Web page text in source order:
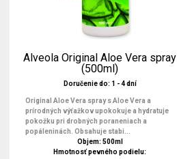
Alveola Original Aloe Vera spray
(500ml)
Doručenie do: 1 - 4 dní
Original Aloe Vera spray s Aloe Vera a
prírodných výťažkov upokokuje a hydratuje
pokožku pri drobných poraneniach a
popáleninách. Obsahuje stabi...
Objem: 500ml
Hmotnosť pevného podielu: